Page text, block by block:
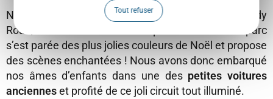
Tout refuser
Noël rime aussi avec nostalgie et enfance. Melody
Road, une des attractions les plus anciennes du parc
s’est parée des plus jolies couleurs de Noël et propose
des scènes enchantées ! Nous avons donc embarqué
nos âmes d’enfants dans une des petites voitures
ancienneset profité de ce joli circuit tout illuminé.